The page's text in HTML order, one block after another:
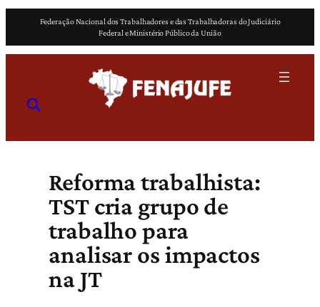
o
Federação Nacional dos Trabalhadores e das Trabalhadoras do Judiciário
Federal e Ministério Público da União
Reforma trabalhista:
TST cria grupo de
trabalho para
analisar os impactos
na JT